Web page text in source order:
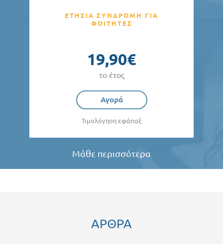
ΕΤΗΣΙΑ ΣΥΝΔΡΟΜΗ ΓΙΑ
ΦΟΙΤΗΤΕΣ
19,90€
το έτος
Αγορά
Τιμολόγηση εφάπαξ
Μάθε περισσότερα
ΑΡΘΡΑ